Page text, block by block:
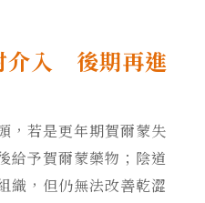
介入 後期再進
，若是更年期賀爾蒙失
給予賀爾蒙藥物；陰道
織，但仍無法改善乾澀